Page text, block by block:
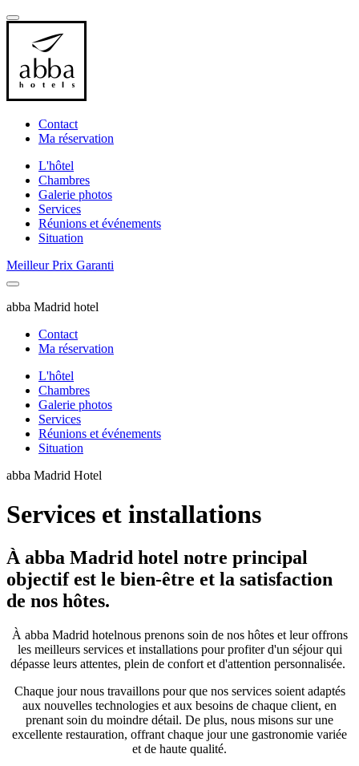
Contact
Ma réservation
L'hôtel
Chambres
Galerie photos
Services
Réunions et événements
Situation
Meilleur Prix Garanti
abba Madrid hotel
Contact
Ma réservation
L'hôtel
Chambres
Galerie photos
Services
Réunions et événements
Situation
abba Madrid Hotel
Services et installations
À abba Madrid hotel notre principal
objectif est le bien-être et la satisfaction
de nos hôtes.
À abba Madrid hotelnous prenons soin de nos hôtes et leur offrons
les meilleurs services et installations pour profiter d'un séjour qui
dépasse leurs attentes, plein de confort et d'attention personnalisée.
Chaque jour nous travaillons pour que nos services soient adaptés
aux nouvelles technologies et aux besoins de chaque client, en
prenant soin du moindre détail. De plus, nous misons sur une
excellente restauration, offrant chaque jour une gastronomie variée
et de haute qualité.